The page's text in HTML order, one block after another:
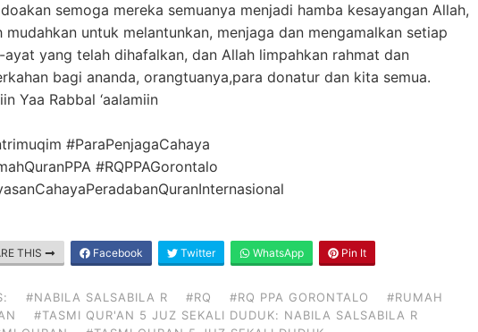
semoga mereka semuanya menjadi hamba kesayangan Allah,
mudahkan untuk melantunkan, menjaga dan mengamalkan setiap
ayat yang telah dihafalkan, dan Allah limpahkan rahmat dan
bagi ananda, orangtuanya,para donatur dan kita semua.
Yaa Rabbal ‘aalamiin
#ParaPenjagaCahaya
#RQPPAGorontalo
THIS Facebook Twitter WhatsApp Pin It
#NABILA SALSABILA R #RQ #RQ PPA GORONTALO
#RUMAH
#TASMI QUR'AN 5 JUZ SEKALI DUDUK: NABILA SALSABILA R